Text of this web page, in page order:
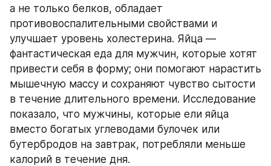
а не только белков, обладает
противовоспалительными свойствами и
улучшает уровень холестерина. Яйца —
фантастическая еда для мужчин, которые хотят
привести себя в форму; они помогают нарастить
мышечную массу и сохраняют чувство сытости
в течение длительного времени. Исследование
показало, что мужчины, которые ели яйца
вместо богатых углеводами булочек или
бутербродов на завтрак, потребляли меньше
калорий в течение дня.